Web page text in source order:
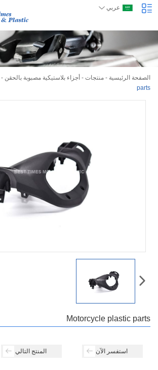
عربي
الصفحة الرئيسية - منتجات - أجزاء بلاستيكية مصبوبة بالحقن -
parts
Motorcycle plastic parts
استفسر الآن المنتج التالي